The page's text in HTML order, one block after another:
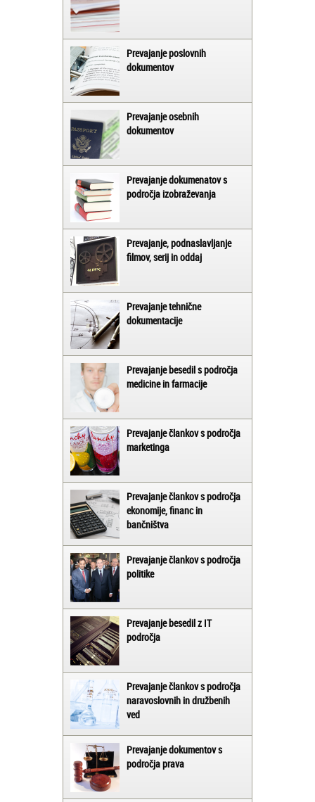
Prevajanje poslovnih
dokumentov
Prevajanje osebnih
dokumentov
Prevajanje dokumenatov s
področja izobraževanja
Prevajanje, podnaslavljanje
filmov, serij in oddaj
Prevajanje tehnične
dokumentacije
Prevajanje besedil s področja
medicine in farmacije
Prevajanje člankov s področja
marketinga
Prevajanje člankov s področja
ekonomije, financ in
bančništva
Prevajanje člankov s področja
politike
Prevajanje besedil z IT
področja
Prevajanje člankov s področja
naravoslovnih in družbenih
ved
Prevajanje dokumentov s
področja prava